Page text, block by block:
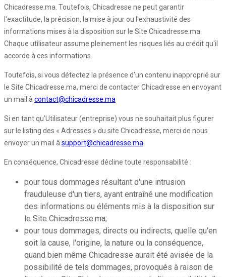
Chicadresse.ma. Toutefois, Chicadresse ne peut garantir
l'exactitude, la précision, la mise à jour ou l'exhaustivité des
informations mises à la disposition sur le Site Chicadresse.ma.
Chaque utilisateur assume pleinement les risques liés au crédit qu'il
accorde à ces informations.
Toutefois, si vous détectez la présence d'un contenu inapproprié sur
le Site Chicadresse.ma, merci de contacter Chicadresse en envoyant
un mail àcontact@chicadresse.ma
Si en tant qu’Utilisateur (entreprise) vous ne souhaitait plus figurer
sur le listing des « Adresses » du site Chicadresse, merci de nous
envoyer un mail àsupport@chicadresse.ma
En conséquence, Chicadresse décline toute responsabilité :
pour tous dommages résultant d'une intrusion
frauduleuse d'un tiers, ayant entraîné une modification
des informations ou éléments mis à la disposition sur
le Site Chicadresse.ma;
pour tous dommages, directs ou indirects, quelle qu'en
soit la cause, l'origine, la nature ou la conséquence,
quand bien même Chicadresse aurait été avisée de la
possibilité de tels dommages, provoqués à raison de